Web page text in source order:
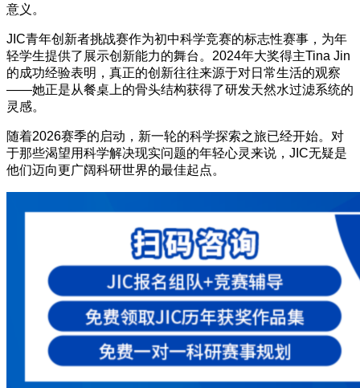
意义。
JIC青年创新者挑战赛作为初中科学竞赛的标志性赛事，为年
轻学生提供了展示创新能力的舞台。2024年大奖得主Tina Jin
的成功经验表明，真正的创新往往来源于对日常生活的观察
——她正是从餐桌上的骨头结构获得了研发天然水过滤系统的
灵感。
随着2026赛季的启动，新一轮的科学探索之旅已经开始。对
于那些渴望用科学解决现实问题的年轻心灵来说，JIC无疑是
他们迈向更广阔科研世界的最佳起点。